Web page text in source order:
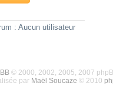
: Aucun utilisateur
© 2000, 2002, 2005, 2007
par Maël Soucaze © 2010